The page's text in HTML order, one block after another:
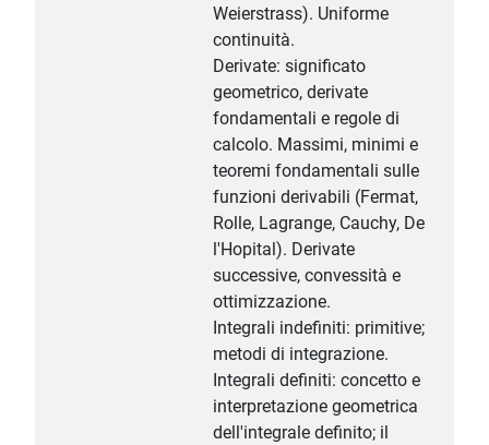
Weierstrass). Uniforme
continuità.
Derivate: significato
geometrico, derivate
fondamentali e regole di
calcolo. Massimi, minimi e
teoremi fondamentali sulle
funzioni derivabili (Fermat,
Rolle, Lagrange, Cauchy, De
l'Hopital). Derivate
successive, convessità e
ottimizzazione.
Integrali indefiniti: primitive;
metodi di integrazione.
Integrali definiti: concetto e
interpretazione geometrica
dell'integrale definito; il